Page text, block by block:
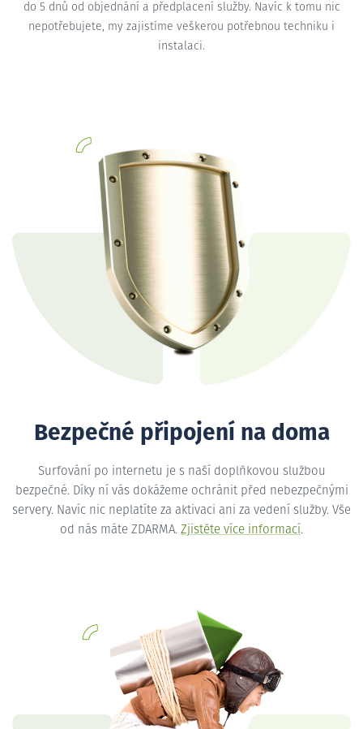
do 5 dnů od objednání a předplacení služby. Navíc k tomu nic
nepotřebujete, my zajistíme veškerou potřebnou techniku i
instalaci.
Bezpečné připojení na doma
Surfování po internetu je s naší doplňkovou službou
bezpečné. Díky ní vás dokážeme ochránit před nebezpečnými
servery. Navíc nic neplatíte za aktivaci ani za vedení služby. Vše
od nás máte ZDARMA. Zjistěte více informací.